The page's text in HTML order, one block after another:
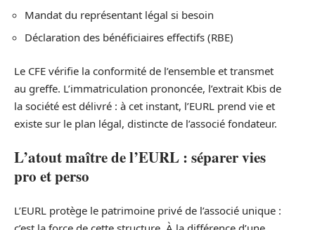
Mandat du représentant légal si besoin
Déclaration des bénéficiaires effectifs (RBE)
Le CFE vérifie la conformité de l’ensemble et transmet
au greffe. L’immatriculation prononcée, l’extrait Kbis de
la société est délivré : à cet instant, l’EURL prend vie et
existe sur le plan légal, distincte de l’associé fondateur.
L’atout maître de l’EURL : séparer vies
pro et perso
L’EURL protège le patrimoine privé de l’associé unique :